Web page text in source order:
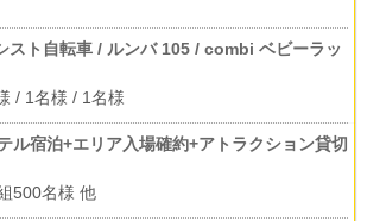
スト自転車 / ルンバ 105 / combi ベビーラッ
/ 1名様 / 1名様
ル宿泊+エリア入場確約+アトラクション貸切
500名様 他